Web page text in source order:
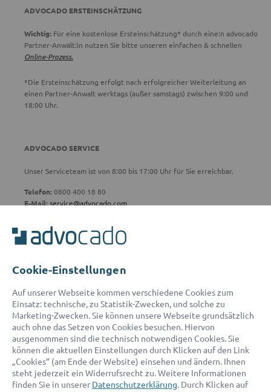
ADVOCADO ERSTEINSCHÄTZUNG
Wichtig: Für eine kostenlose Ersteinschätzung* durch eine:n advocado
Partner-Anwält:in nutzen Sie bitte unseren einfachen & schnellen
Online-Prozess.
*Die Ersteinschätzung erfolgt nach erfolgreicher Weiterleitung an
einen Partner-Anwalt werktags (außer samstags) zwischen 9:00 und
18:00 Uhr.
ADVOCADO SERVICE
Unser Serviceteam ist von 8:00 bis 17:00 Uhr für Sie erreichbar.
Telefon:0800 400 18 80
E-Mail:service@advocado.com
© 2026 advocado - einfach online den passenden Rechtsanwalt finden
Auszeichnungen:
Cookie-Einstellungen
Auf unserer Webseite kommen verschiedene Cookies zum
Einsatz: technische, zu Statistik-Zwecken, und solche zu
Marketing-Zwecken. Sie können unsere Webseite grundsätzlich
auch ohne das Setzen von Cookies besuchen. Hiervon
ausgenommen sind die technisch notwendigen Cookies. Sie
können die aktuellen Einstellungen durch Klicken auf den Link
„Cookies“ (am Ende der Website) einsehen und ändern. Ihnen
steht jederzeit ein Widerrufsrecht zu. Weitere Informationen
finden Sie in unserer Datenschutzerklärung. Durch Klicken auf